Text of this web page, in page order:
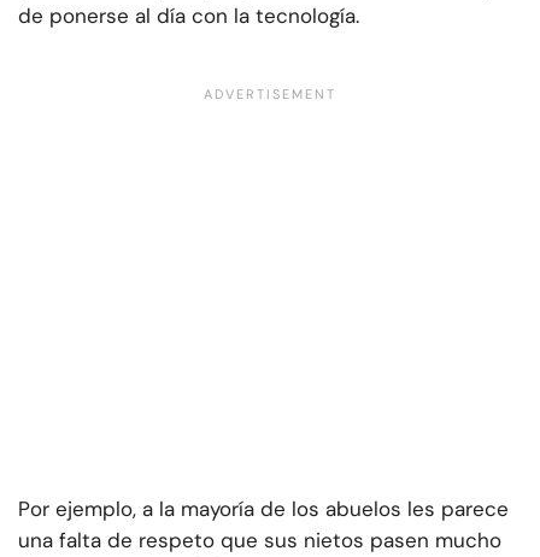
de ponerse al día con la tecnología.
Por ejemplo, a la mayoría de los abuelos les parece
una falta de respeto que sus nietos pasen mucho